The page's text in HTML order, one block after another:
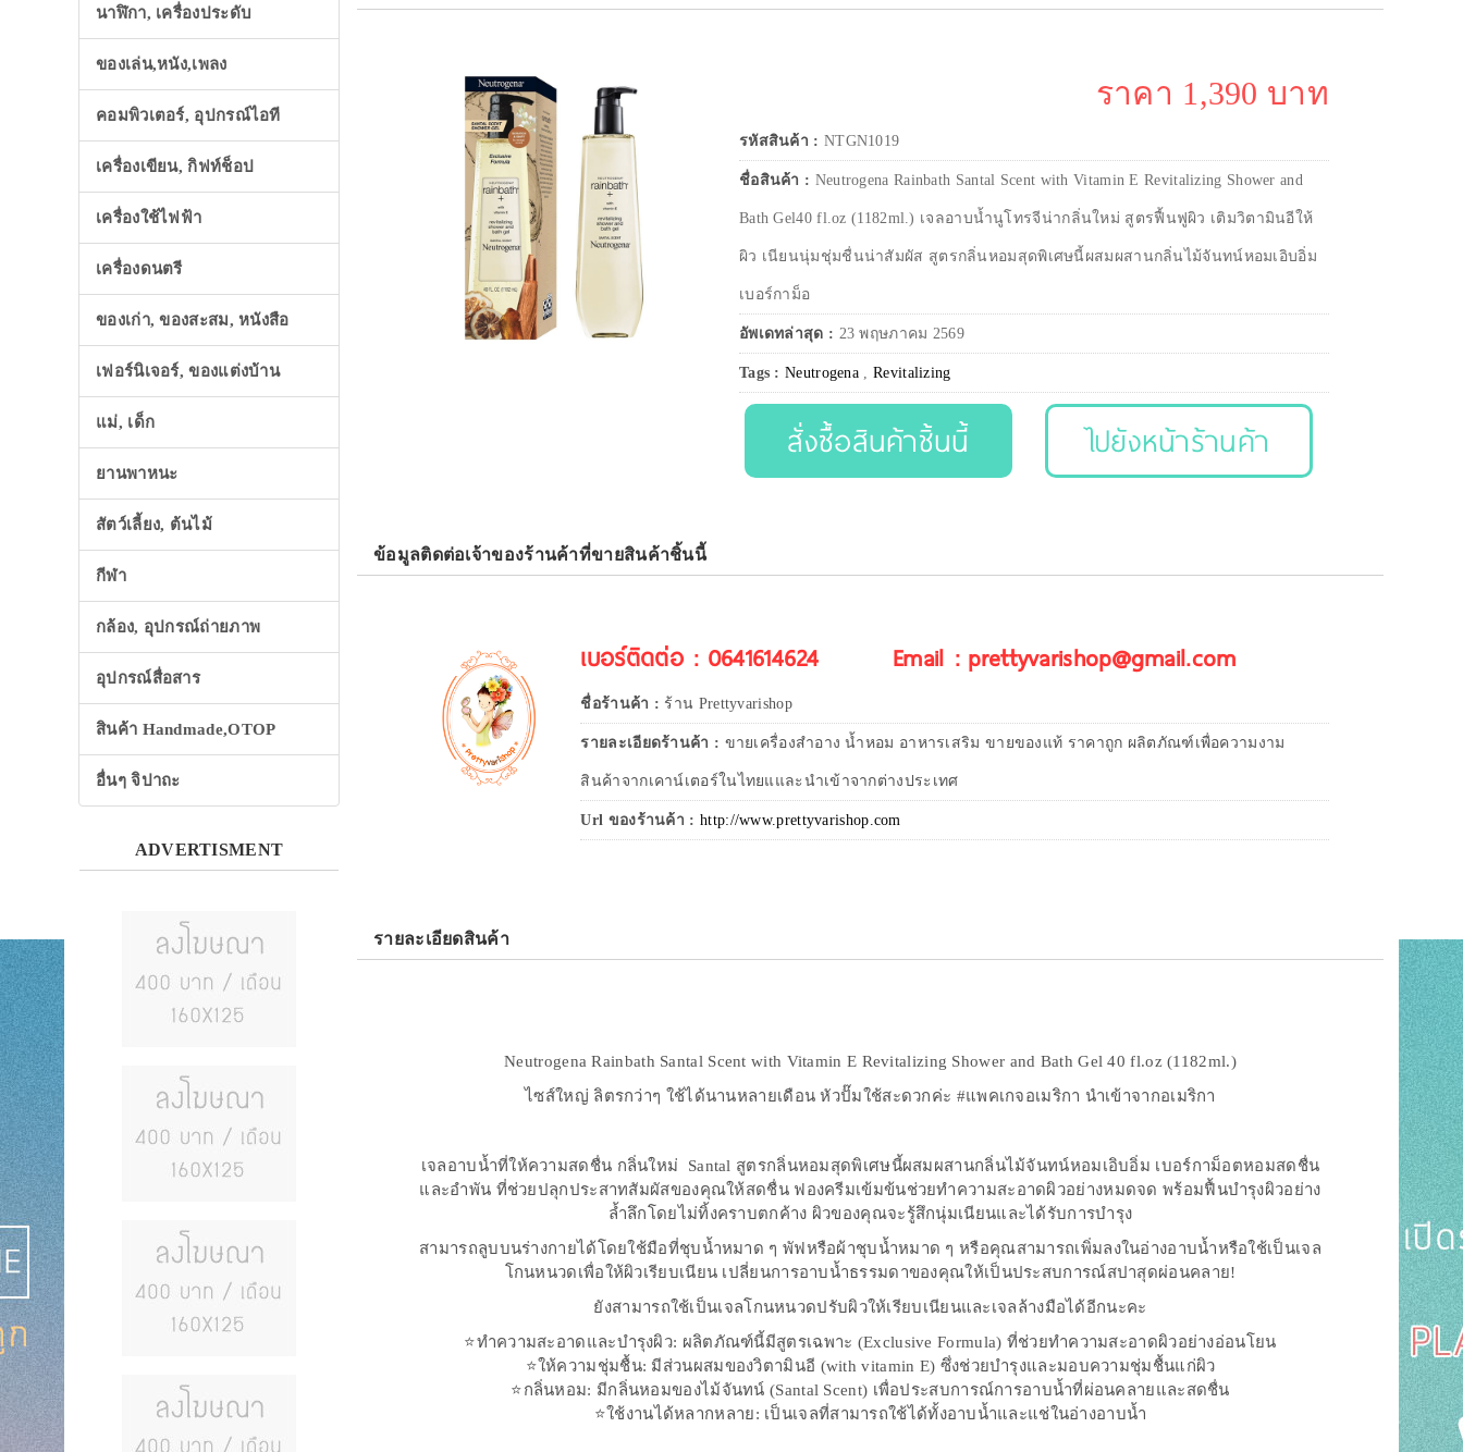
นาฬิกา, เครื่องประดับ
ของเล่น,หนัง,เพลง
คอมพิวเตอร์, อุปกรณ์ไอที
เครื่องเขียน, กิฟท์ช็อป
เครื่องใช้ไฟฟ้า
เครื่องดนตรี
ของเก่า, ของสะสม, หนังสือ
เฟอร์นิเจอร์, ของแต่งบ้าน
แม่, เด็ก
ยานพาหนะ
สัตว์เลี้ยง, ต้นไม้
กีฬา
กล้อง, อุปกรณ์ถ่ายภาพ
อุปกรณ์สื่อสาร
สินค้า Handmade,OTOP
อื่นๆ จิปาถะ
ADVERTISMENT
ราคา 1,390 บาท
รหัสสินค้า : NTGN1019
ชื่อสินค้า : Neutrogena Rainbath Santal Scent with Vitamin E Revitalizing Shower and
Bath Gel40 fl.oz (1182ml.) เจลอาบน้ำนูโทรจีน่ากลิ่นใหม่ สูตรฟื้นฟูผิว เติมวิตามินอีให้
ผิว เนียนนุ่มชุ่มชื่นน่าสัมผัส สูตรกลิ่นหอมสุดพิเศษนี้ผสมผสานกลิ่นไม้จันทน์หอมเอิบอิ่ม
เบอร์กาม็อ
อัพเดทล่าสุด : 23 พฤษภาคม 2569
Tags :Neutrogena , Revitalizing
สั่งซื้อสินค้าชิ้นนี้ ไปยังหน้าร้านค้า
ข้อมูลติดต่อเจ้าของร้านค้าที่ขายสินค้าชิ้นนี้
เบอร์ติดต่อ : 0641614624 Email : prettyvarishop@gmail.com
ชื่อร้านค้า : ร้าน Prettyvarishop
รายละเอียดร้านค้า : ขายเครื่องสำอาง น้ำหอม อาหารเสริม ขายของแท้ ราคาถูก ผลิตภัณฑ์เพื่อความงาม
สินค้าจากเคาน์เตอร์ในไทยแและนำเข้าจากต่างประเทศ
Url ของร้านค้า : http://www.prettyvarishop.com
รายละเอียดสินค้า
Neutrogena Rainbath Santal Scent with Vitamin E Revitalizing Shower and Bath Gel 40 fl.oz (1182ml.)
ไซส์ใหญ่ ลิตรกว่าๆ ใช้ได้นานหลายเดือน หัวปั๊มใช้สะดวกค่ะ #แพคเกจอเมริกา นำเข้าจากอเมริกา
เจลอาบน้ำที่ให้ความสดชื่น กลิ่นใหม่ Santal สูตรกลิ่นหอมสุดพิเศษนี้ผสมผสานกลิ่นไม้จันทน์หอมเอิบอิ่ม เบอร์กาม็อตหอมสดชื่น
และอำพัน ที่ช่วยปลุกประสาทสัมผัสของคุณให้สดชื่น ฟองครีมเข้มข้นช่วยทำความสะอาดผิวอย่างหมดจด พร้อมฟื้นบำรุงผิวอย่าง
ล้ำลึกโดยไม่ทิ้งคราบตกค้าง ผิวของคุณจะรู้สึกนุ่มเนียนและได้รับการบำรุง
สามารถลูบบนร่างกายได้โดยใช้มือที่ชุบน้ำหมาด ๆ พัฟหรือผ้าชุบน้ำหมาด ๆ หรือคุณสามารถเพิ่มลงในอ่างอาบน้ำหรือใช้เป็นเจล
โกนหนวดเพื่อให้ผิวเรียบเนียน เปลี่ยนการอาบน้ำธรรมดาของคุณให้เป็นประสบการณ์สปาสุดผ่อนคลาย!
ยังสามารถใช้เป็นเจลโกนหนวดปรับผิวให้เรียบเนียนและเจลล้างมือได้อีกนะคะ
⭐ทำความสะอาดและบำรุงผิว: ผลิตภัณฑ์นี้มีสูตรเฉพาะ (Exclusive Formula) ที่ช่วยทำความสะอาดผิวอย่างอ่อนโยน
⭐ให้ความชุ่มชื้น: มีส่วนผสมของวิตามินอี (with vitamin E) ซึ่งช่วยบำรุงและมอบความชุ่มชื้นแก่ผิว
⭐กลิ่นหอม: มีกลิ่นหอมของไม้จันทน์ (Santal Scent) เพื่อประสบการณ์การอาบน้ำที่ผ่อนคลายและสดชื่น
⭐ใช้งานได้หลากหลาย: เป็นเจลที่สามารถใช้ได้ทั้งอาบน้ำและแช่ในอ่างอาบน้ำ